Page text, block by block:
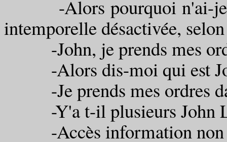
-Alors pourquoi n'ai-je
intemporelle désactivée,
-John, je prends mes
-Alors dis-moi qui est
-Je prends mes ordres
-Y'a t-il plusieurs John
-Accès information non